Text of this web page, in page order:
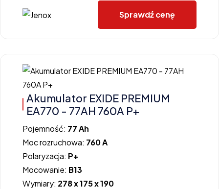
Sprawdź cenę
Akumulator EXIDE PREMIUM
EA770 - 77AH 760A P+
Pojemność: 77 Ah
Moc rozruchowa: 760 A
Polaryzacja: P+
Mocowanie: B13
Wymiary: 278 x 175 x 190